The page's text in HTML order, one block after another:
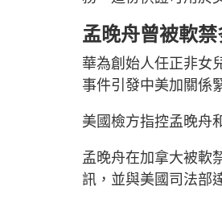
孟晚舟曾被軟
華為創始人任正非女
事件引發中美加關係
美國檢方指控孟晚舟
孟晚舟在加拿大被軟
訊，並與美國司法部